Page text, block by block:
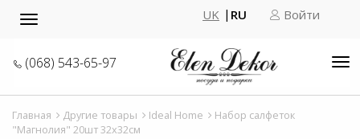
Toggle
UK RU Войти
(068) 543-65-97
Главная Другие товары Ideal Home
Набор салфеток
"Магнолия" 20шт 32x32см